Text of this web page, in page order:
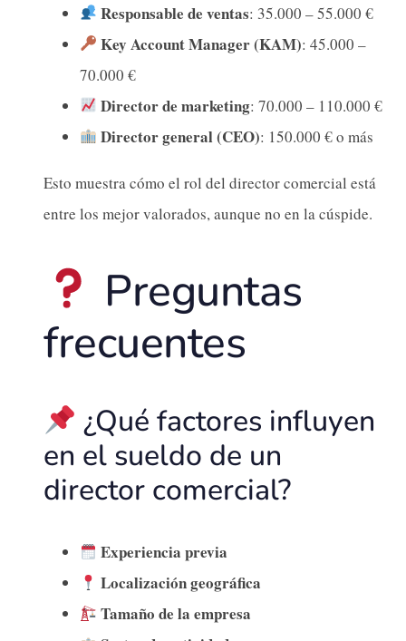
Responsable de ventas: 35.000 – 55.000 €
Key Account Manager (KAM): 45.000 –
70.000 €
Director de marketing: 70.000 – 110.000 €
Director general (CEO): 150.000 € o más
Esto muestra cómo el rol del director comercial está
entre los mejor valorados, aunque no en la cúspide.
Preguntas
frecuentes
¿Qué factores influyen
en el sueldo de un
director comercial?
Experiencia previa
Localización geográfica
Tamaño de la empresa